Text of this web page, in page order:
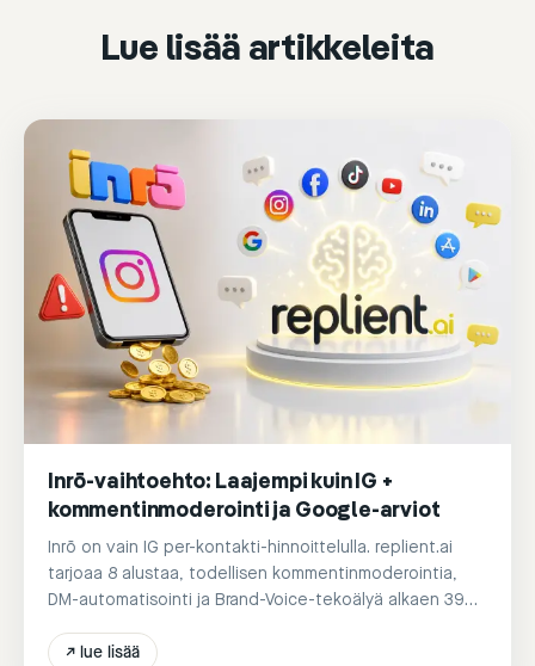
Lue lisää artikkeleita
Inrō-vaihtoehto: Laajempi kuin IG +
kommentinmoderointi ja Google-arviot
Inrō on vain IG per-kontakti-hinnoittelulla. replient.ai
tarjoaa 8 alustaa, todellisen kommentinmoderointia,
DM-automatisointi ja Brand-Voice-tekoälyä alkaen 39
↗ lue lisää